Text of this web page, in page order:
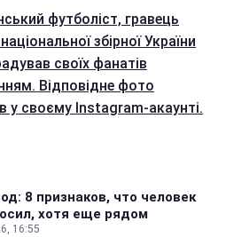
футболіст, гравець
збірної України
своїх фанатів
Відповідне фото
у своєму Instagram-акаунті.
8 признаков, что человек
хотя еще рядом
16:55